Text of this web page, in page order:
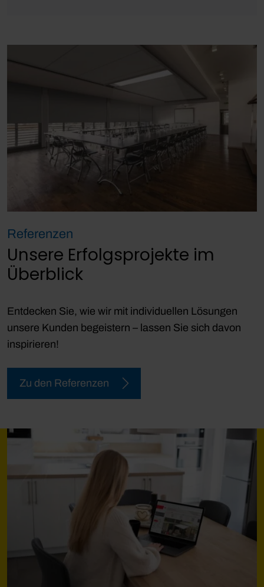
Referenzen
Unsere Erfolgsprojekte im
Überblick
Entdecken Sie, wie wir mit individuellen Lösungen
unsere Kunden begeistern – lassen Sie sich davon
inspirieren!
Zu den Referenzen